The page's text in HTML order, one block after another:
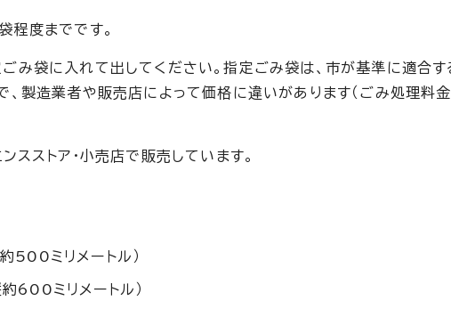
程度までです。
み袋に入れて出してください。指定ごみ袋は、市が基準に適合す
、製造業者や販売店によって価格に違いがあります（ごみ処理料
スストア・小売店で販売しています。
500ミリメートル）
600ミリメートル）